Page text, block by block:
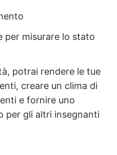
per misurare lo stato
potrai rendere le tue
creare un clima di
e fornire uno
per gli altri insegnanti